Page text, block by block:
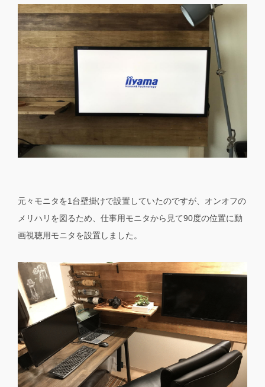
元々モニタを1台壁掛けで設置していたのですが、オンオフの
メリハリを図るため、仕事用モニタから見て90度の位置に動
画視聴用モニタを設置しました。